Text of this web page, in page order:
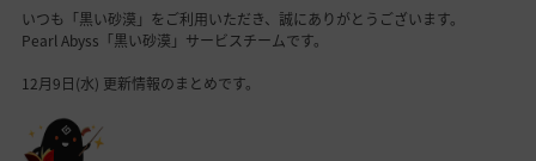
いつも「黒い砂漠」をご利用いただき、誠にありがとうございます。
Pearl Abyss「黒い砂漠」サービスチームです。
12月9日(水) 更新情報のまとめです。